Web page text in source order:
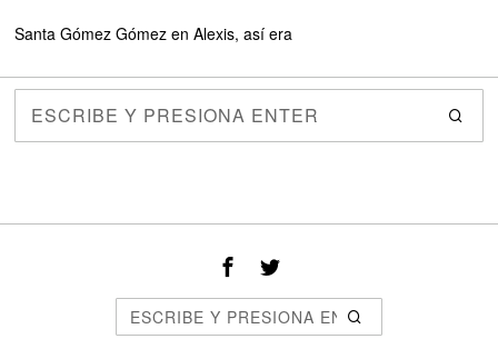
Santa Gómez Gómez enAlexis, así era